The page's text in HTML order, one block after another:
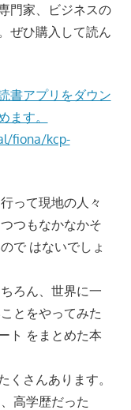
門家、ビジネスの
ぜひ購入して読ん
書アプリをダウン
ます。
fiona/kcp-
って現地の人々
つもなかなかそ
で はないでしょ
ろん、世界に一
とをやってみた
ト をまとめた本
くさんあります。
高学歴だった